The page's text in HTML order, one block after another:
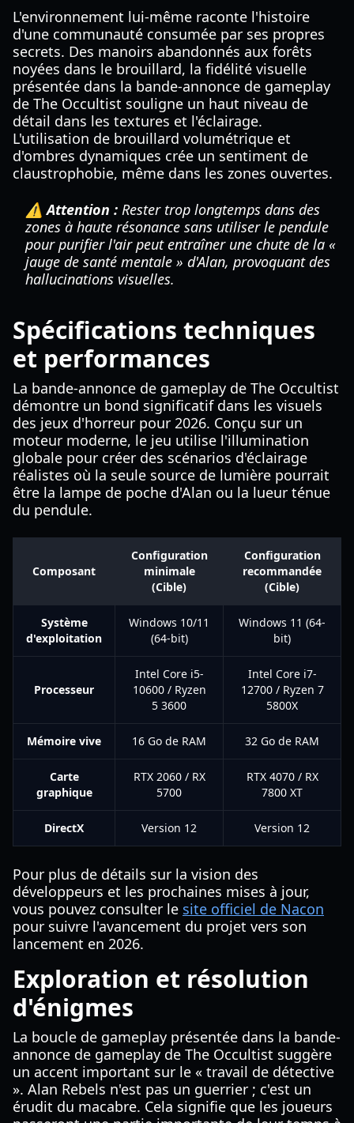
L'environnement lui-même raconte l'histoire
d'une communauté consumée par ses propres
secrets. Des manoirs abandonnés aux forêts
noyées dans le brouillard, la fidélité visuelle
présentée dans la bande-annonce de gameplay
de The Occultist souligne un haut niveau de
détail dans les textures et l'éclairage.
L'utilisation de brouillard volumétrique et
d'ombres dynamiques crée un sentiment de
claustrophobie, même dans les zones ouvertes.
⚠️ Attention : Rester trop longtemps dans des
zones à haute résonance sans utiliser le pendule
pour purifier l'air peut entraîner une chute de la «
jauge de santé mentale » d'Alan, provoquant des
hallucinations visuelles.
Spécifications techniques
et performances
La bande-annonce de gameplay de The Occultist
démontre un bond significatif dans les visuels
des jeux d'horreur pour 2026. Conçu sur un
moteur moderne, le jeu utilise l'illumination
globale pour créer des scénarios d'éclairage
réalistes où la seule source de lumière pourrait
être la lampe de poche d'Alan ou la lueur ténue
du pendule.
Composant
Configuration
minimale
(Cible)
Configuration
recommandée
(Cible)
Système
d'exploitation
Windows 10/11
(64-bit)
Windows 11 (64-
bit)
Processeur
Intel Core i5-
10600 / Ryzen
5 3600
Intel Core i7-
12700 / Ryzen 7
5800X
Mémoire vive 16 Go de RAM 32 Go de RAM
Carte
graphique
RTX 2060 / RX
5700
RTX 4070 / RX
7800 XT
DirectX Version 12 Version 12
Pour plus de détails sur la vision des
développeurs et les prochaines mises à jour,
vous pouvez consulter le site officiel de Nacon
pour suivre l'avancement du projet vers son
lancement en 2026.
Exploration et résolution
d'énigmes
La boucle de gameplay présentée dans la bande-
annonce de gameplay de The Occultist suggère
un accent important sur le « travail de détective
». Alan Rebels n'est pas un guerrier ; c'est un
érudit du macabre. Cela signifie que les joueurs